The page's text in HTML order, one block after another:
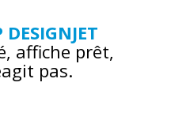
DESIGNJET
affiche prêt,
pas.